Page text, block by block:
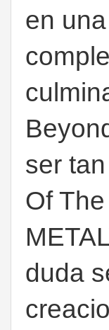
en
ser
Of
duda